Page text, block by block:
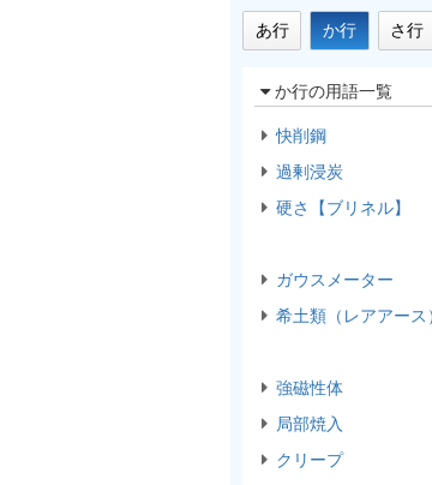
あ行 か行 さ行
か行の用語一覧
快削鋼
過剰浸炭
硬さ【ブリネル】
ガウスメーター
希土類（レアアース
強磁性体
局部焼入
クリープ